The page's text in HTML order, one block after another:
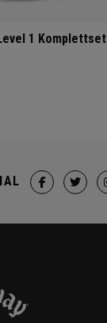
1 Komplettset